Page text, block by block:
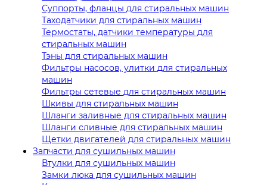
Суппорты, фланцы для стиральных машин
Таходатчики для стиральных машин
Термостаты, датчики температуры для
стиральных машин
Тэны для стиральных машин
Фильтры насосов, улитки для стиральных
машин
Фильтры сетевые для стиральных машин
Шкивы для стиральных машин
Шланги заливные для стиральных машин
Шланги сливные для стиральных машин
Щетки двигателей для стиральных машин
Запчасти для сушильных машин
Втулки для сушильных машин
Замки люка для сушильных машин